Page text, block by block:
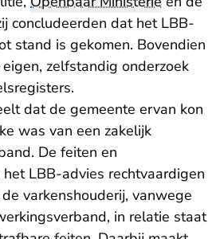
concludeerden dat het LBB-
stand is gekomen. Bovendien
zelfstandig onderzoek
dat de gemeente ervan kon
was van een zakelijk
De feiten en
LBB-advies rechtvaardigen
varkenshouderij, vanwege
in relatie staat